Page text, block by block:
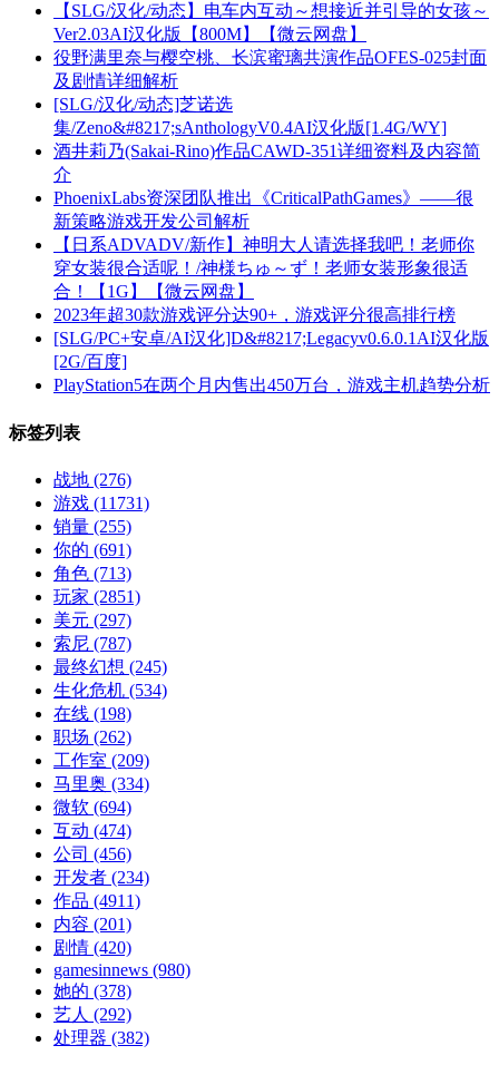
【SLG/汉化/动态】电车内互动～想接近并引导的女孩～
Ver2.03AI汉化版【800M】【微云网盘】
役野满里奈与樱空桃、长滨蜜璃共演作品OFES-025封面
及剧情详细解析
[SLG/汉化/动态]芝诺选
集/Zeno&#8217;sAnthologyV0.4AI汉化版[1.4G/WY]
酒井莉乃(Sakai-Rino)作品CAWD-351详细资料及内容简
介
PhoenixLabs资深团队推出《CriticalPathGames》——很
新策略游戏开发公司解析
【日系ADVADV/新作】神明大人请选择我吧！老师你
穿女装很合适呢！/神様ちゅ～ず！老师女装形象很适
合！【1G】【微云网盘】
2023年超30款游戏评分达90+，游戏评分很高排行榜
[SLG/PC+安卓/AI汉化]D&#8217;Legacyv0.6.0.1AI汉化版
[2G/百度]
PlayStation5在两个月内售出450万台，游戏主机趋势分析
标签列表
战地 (276)
游戏 (11731)
销量 (255)
你的 (691)
角色 (713)
玩家 (2851)
美元 (297)
索尼 (787)
最终幻想 (245)
生化危机 (534)
在线 (198)
职场 (262)
工作室 (209)
马里奥 (334)
微软 (694)
互动 (474)
公司 (456)
开发者 (234)
作品 (4911)
内容 (201)
剧情 (420)
gamesinnews (980)
她的 (378)
艺人 (292)
处理器 (382)